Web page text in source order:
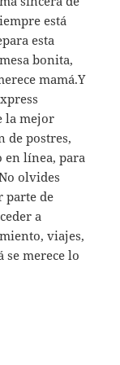
está
esta
bonita,
mamá.Y
la mejor
de postres,
en línea, para
olvides
parte de
a
viajes,
se merece lo